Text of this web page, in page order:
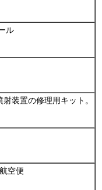
ル
装置の修理用キット。
空便